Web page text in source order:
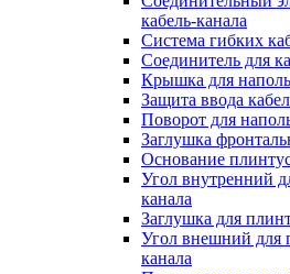
кабель-канала
Система гибких
Соединитель для
Крышка для
Защита ввода
Поворот для
Заглушка
Основание
Угол внутренний
канала
Заглушка для
Угол внешний для
канала